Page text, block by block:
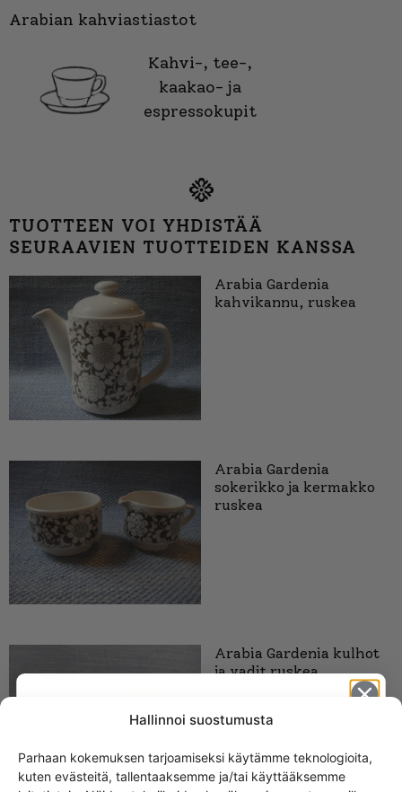
Hallinnoi suostumusta
Parhaan kokemuksen tarjoamiseksi käytämme teknologioita,
kuten evästeitä, tallentaaksemme ja/tai käyttääksemme
Arabian kahviastiastot
Kahvi-, tee-,
kaakao- ja
espressokupit
TUOTTEEN VOI YHDISTÄÄ
SEURAAVIEN TUOTTEIDEN KANSSA
Arabia Gardenia
kahvikannu, ruskea
Arabia Gardenia
sokerikko ja kermakko
ruskea
Arabia Gardenia kulhot
ja vadit ruskea